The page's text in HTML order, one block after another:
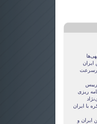
ریزی
با ايران
ايران و